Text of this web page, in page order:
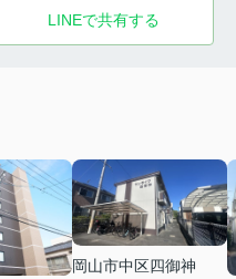
LINEで共有する
岡山市中区四御神